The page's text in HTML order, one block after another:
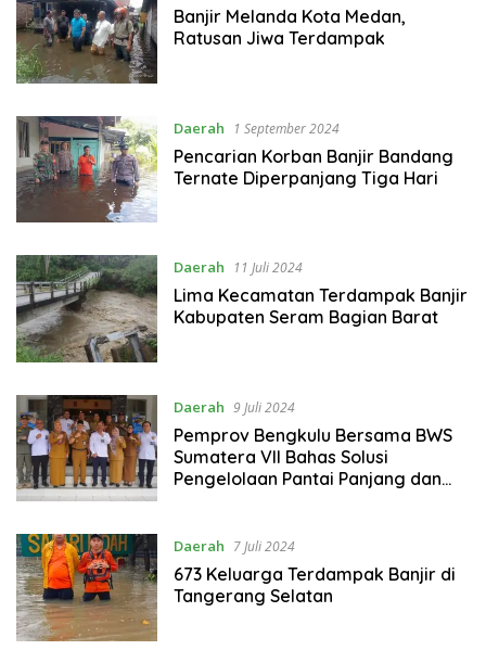
Banjir Melanda Kota Medan,
Ratusan Jiwa Terdampak
Daerah 1 September 2024
Pencarian Korban Banjir Bandang
Ternate Diperpanjang Tiga Hari
Daerah 11 Juli 2024
Lima Kecamatan Terdampak Banjir
Kabupaten Seram Bagian Barat
Daerah 9 Juli 2024
Pemprov Bengkulu Bersama BWS
Sumatera VII Bahas Solusi
Pengelolaan Pantai Panjang dan
Daerah 7 Juli 2024
673 Keluarga Terdampak Banjir di
Tangerang Selatan